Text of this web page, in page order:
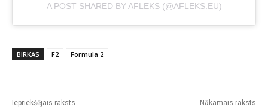
A POST SHARED BY AFLEKS (@AFLEKS.EU)
BIRKAS F2 Formula 2
Iepriekšējais raksts Nākamais raksts